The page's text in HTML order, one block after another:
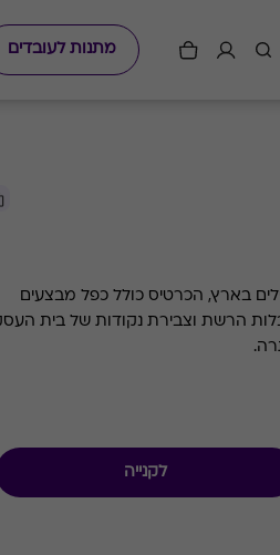
מתנות לעובדים
בארץ, הכרטיס כולל כפל מבצעים
הרשת וצבירת נקודות של בית
לקנייה